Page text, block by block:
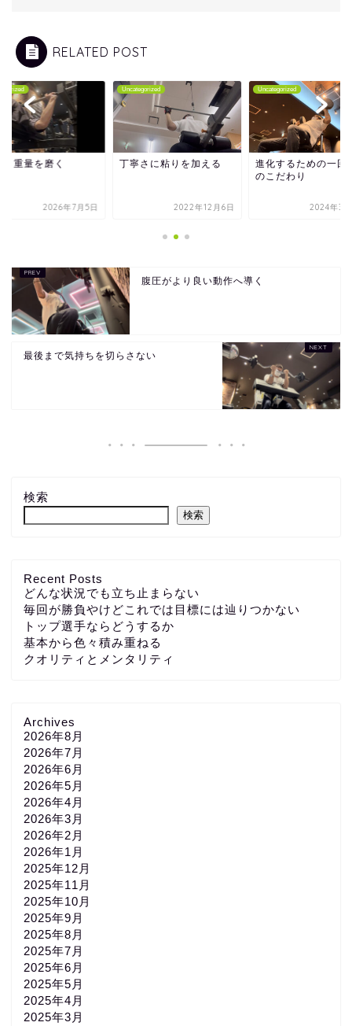
RELATED POST
と重量を磨く
2026年7月5日
Uncategorized
丁寧さに粘りを加える
2022年12月6日
Uncategorized
進化するための一回
のこだわり
2024年3
腹圧がより良い動作へ導く
最後まで気持ちを切らさない
検索
検索
Recent Posts
どんな状況でも立ち止まらない
毎回が勝負やけどこれでは目標には辿りつかない
トップ選手ならどうするか
基本から色々積み重ねる
クオリティとメンタリティ
Archives
2026年8月
2026年7月
2026年6月
2026年5月
2026年4月
2026年3月
2026年2月
2026年1月
2025年12月
2025年11月
2025年10月
2025年9月
2025年8月
2025年7月
2025年6月
2025年5月
2025年4月
2025年3月